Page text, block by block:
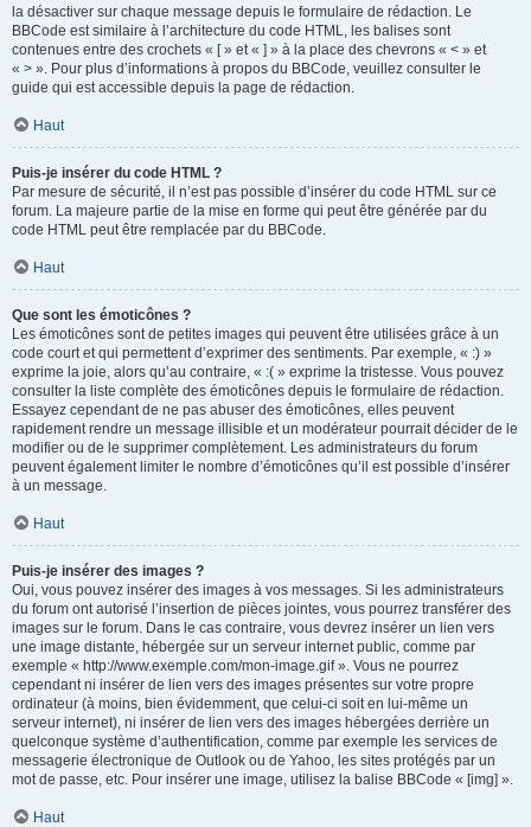
la désactiver sur chaque message depuis le formulaire de rédaction. Le
BBCode est similaire à l’architecture du code HTML, les balises sont
contenues entre des crochets « [ » et « ] » à la place des chevrons « < » et
« > ». Pour plus d’informations à propos du BBCode, veuillez consulter le
guide qui est accessible depuis la page de rédaction.
Haut
Puis-je insérer du code HTML ?
Par mesure de sécurité, il n’est pas possible d’insérer du code HTML sur ce
forum. La majeure partie de la mise en forme qui peut être générée par du
code HTML peut être remplacée par du BBCode.
Haut
Que sont les émoticônes ?
Les émoticônes sont de petites images qui peuvent être utilisées grâce à un
code court et qui permettent d’exprimer des sentiments. Par exemple, « :) »
exprime la joie, alors qu’au contraire, « :( » exprime la tristesse. Vous pouvez
consulter la liste complète des émoticônes depuis le formulaire de rédaction.
Essayez cependant de ne pas abuser des émoticônes, elles peuvent
rapidement rendre un message illisible et un modérateur pourrait décider de le
modifier ou de le supprimer complètement. Les administrateurs du forum
peuvent également limiter le nombre d’émoticônes qu’il est possible d’insérer
à un message.
Haut
Puis-je insérer des images ?
Oui, vous pouvez insérer des images à vos messages. Si les administrateurs
du forum ont autorisé l’insertion de pièces jointes, vous pourrez transférer des
images sur le forum. Dans le cas contraire, vous devrez insérer un lien vers
une image distante, hébergée sur un serveur internet public, comme par
exemple « http://www.exemple.com/mon-image.gif ». Vous ne pourrez
cependant ni insérer de lien vers des images présentes sur votre propre
ordinateur (à moins, bien évidemment, que celui-ci soit en lui-même un
serveur internet), ni insérer de lien vers des images hébergées derrière un
quelconque système d’authentification, comme par exemple les services de
messagerie électronique de Outlook ou de Yahoo, les sites protégés par un
mot de passe, etc. Pour insérer une image, utilisez la balise BBCode « [img] ».
Haut